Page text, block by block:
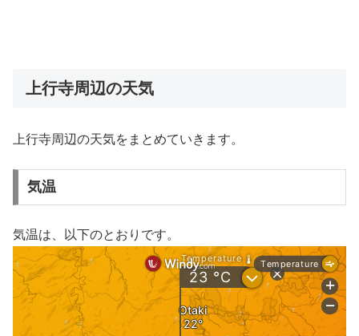
上行寺周辺の天気
上行寺周辺の天気をまとめていきます。
気温
気温は、以下のとおりです。